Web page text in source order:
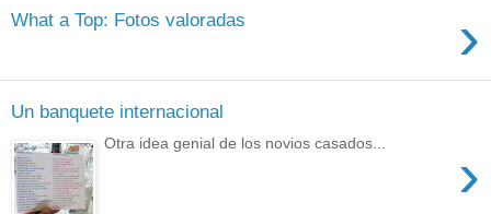
What a Top: Fotos valoradas ›
Un banquete internacional
›
Otra idea genial de los novios casados...